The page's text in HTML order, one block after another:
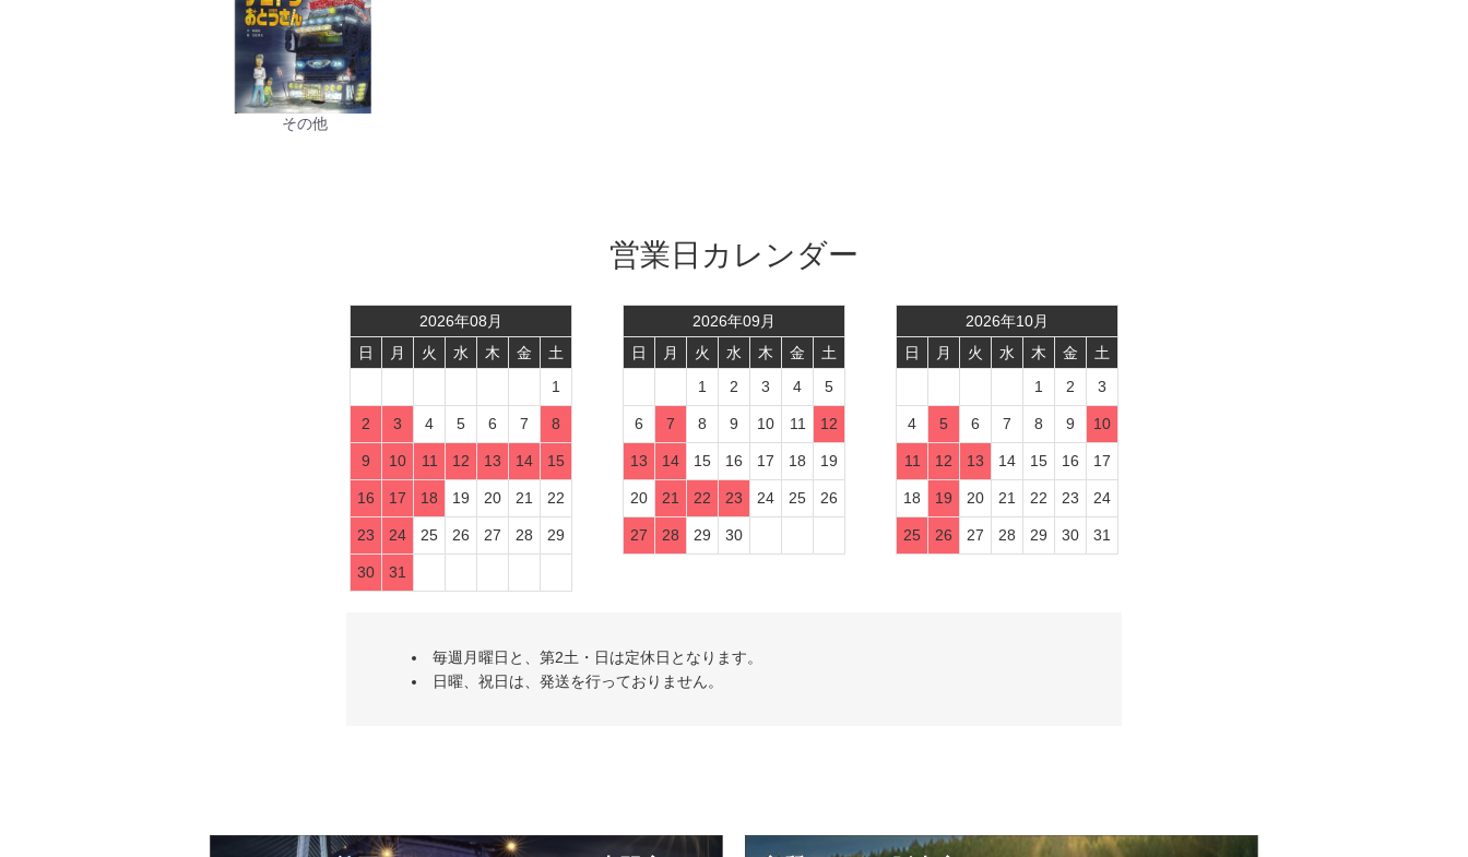
その他
営業日カレンダー
2026年08 月
日
月 火 水 木 金
土
1
2 3 4 5 6 7 8
9 10 11 12 13 14 15
16 17 18 19 20 21 22
23 24 25 26 27 28 29
30 31
2026年09 月
日
月 火 水 木 金
土
1
2 3 4 5
6 7 8 9 10 11 12
13 14 15 16 17 18 19
20 21 22 23 24 25 26
27 28 29 30
2026年10月
日
月 火 水 木 金
土
1
2 3
4 5 6 7 8 9 10
11 12 13 14 15 16 17
18 19 20 21 22 23 24
25 26 27 28 29 30 31
毎週月曜日と、第2土・日は定休日となります。
日曜、祝日は、発送を行っておりません。